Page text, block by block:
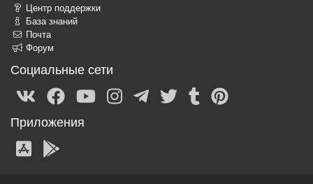
Центр поддержки
База знаний
Почта
Форум
Социальные сети
Приложения